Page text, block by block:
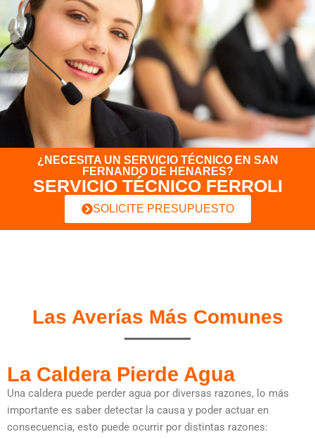
¿NECESITA UN SERVICIO TÉCNICO EN SAN
FERNANDO DE HENARES?
SERVICIO TÉCNICO FERROLI
SOLICITE PRESUPUESTO
Las Averías Más Comunes
La Caldera Pierde Agua
Una caldera puede perder agua por diversas razones, lo más
importante es saber detectar la causa y poder actuar en
consecuencia, esto puede ocurrir por distintas razones: